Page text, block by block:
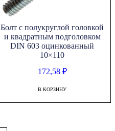
Болт с полукруглой головкой
и квадратным подголовком
DIN 603 оцинкованный
10×110
172,58 ₽
В КОРЗИНУ